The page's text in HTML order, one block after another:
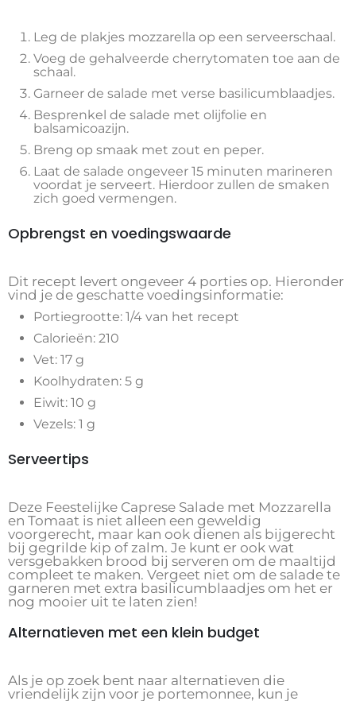
Leg de plakjes mozzarella op een serveerschaal.
Voeg de gehalveerde cherrytomaten toe aan de
schaal.
Garneer de salade met verse basilicumblaadjes.
Besprenkel de salade met olijfolie en
balsamicoazijn.
Breng op smaak met zout en peper.
Laat de salade ongeveer 15 minuten marineren
voordat je serveert. Hierdoor zullen de smaken
zich goed vermengen.
Opbrengst en voedingswaarde
Dit recept levert ongeveer 4 porties op. Hieronder
vind je de geschatte voedingsinformatie:
Portiegrootte: 1/4 van het recept
Calorieën: 210
Vet: 17 g
Koolhydraten: 5 g
Eiwit: 10 g
Vezels: 1 g
Serveertips
Deze Feestelijke Caprese Salade met Mozzarella
en Tomaat is niet alleen een geweldig
voorgerecht, maar kan ook dienen als bijgerecht
bij gegrilde kip of zalm. Je kunt er ook wat
versgebakken brood bij serveren om de maaltijd
compleet te maken. Vergeet niet om de salade te
garneren met extra basilicumblaadjes om het er
nog mooier uit te laten zien!
Alternatieven met een klein budget
Als je op zoek bent naar alternatieven die
vriendelijk zijn voor je portemonnee, kun je